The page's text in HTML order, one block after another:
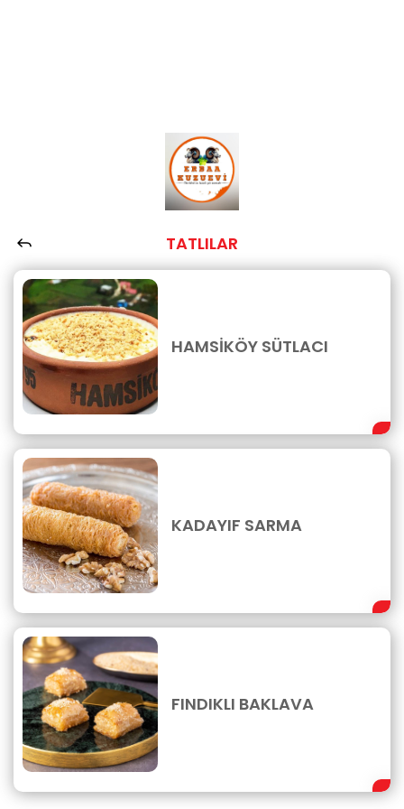
TATLILAR
HAMSİKÖY SÜTLACI
KADAYIF SARMA
FINDIKLI BAKLAVA